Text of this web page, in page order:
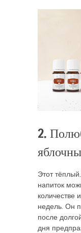
2.
Этот
напиток
количестве
недель. Он
после
дня